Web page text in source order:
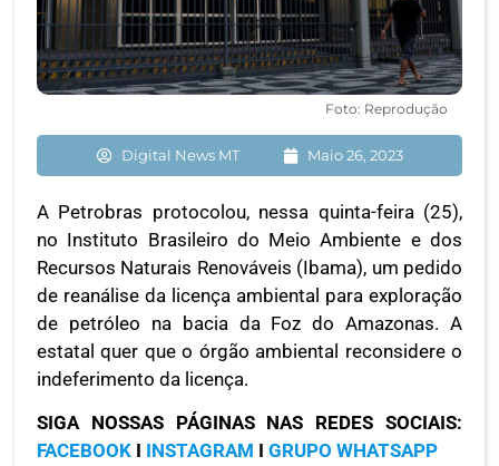
Foto: Reprodução
Digital News MT Maio 26, 2023
A Petrobras protocolou, nessa quinta-feira (25),
no Instituto Brasileiro do Meio Ambiente e dos
Recursos Naturais Renováveis (Ibama), um pedido
de reanálise da licença ambiental para exploração
de petróleo na bacia da Foz do Amazonas. A
estatal quer que o órgão ambiental reconsidere o
indeferimento da licença.
SIGA NOSSAS PÁGINAS NAS REDES SOCIAIS:
FACEBOOK I INSTAGRAM I GRUPO WHATSAPP